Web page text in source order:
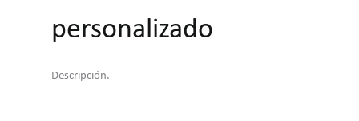
personalizado
Descripción.